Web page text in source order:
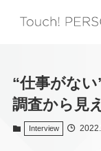
“仕事がな
調査から見
Interview